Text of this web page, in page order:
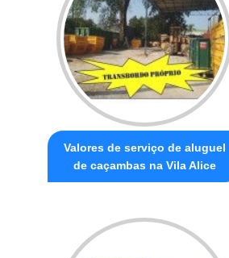
Valores de serviço de aluguel
de caçambas na Vila Alice